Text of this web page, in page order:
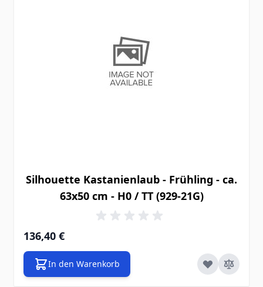
Silhouette Kastanienlaub - Frühling - ca.
63x50 cm - H0 / TT (929-21G)
136,40 €
In den Warenkorb